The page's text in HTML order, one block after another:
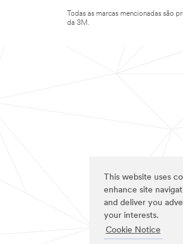
This website uses
enhance site
and deliver you
your interests.
Cookie Notice
Todas as marcas mencionadas são
da 3M.